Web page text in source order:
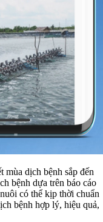
mùa dịch bệnh sắp đến
bệnh dựa trên báo cáo
có thể kịp thời chuẩn
bệnh hợp lý, hiệu quả,